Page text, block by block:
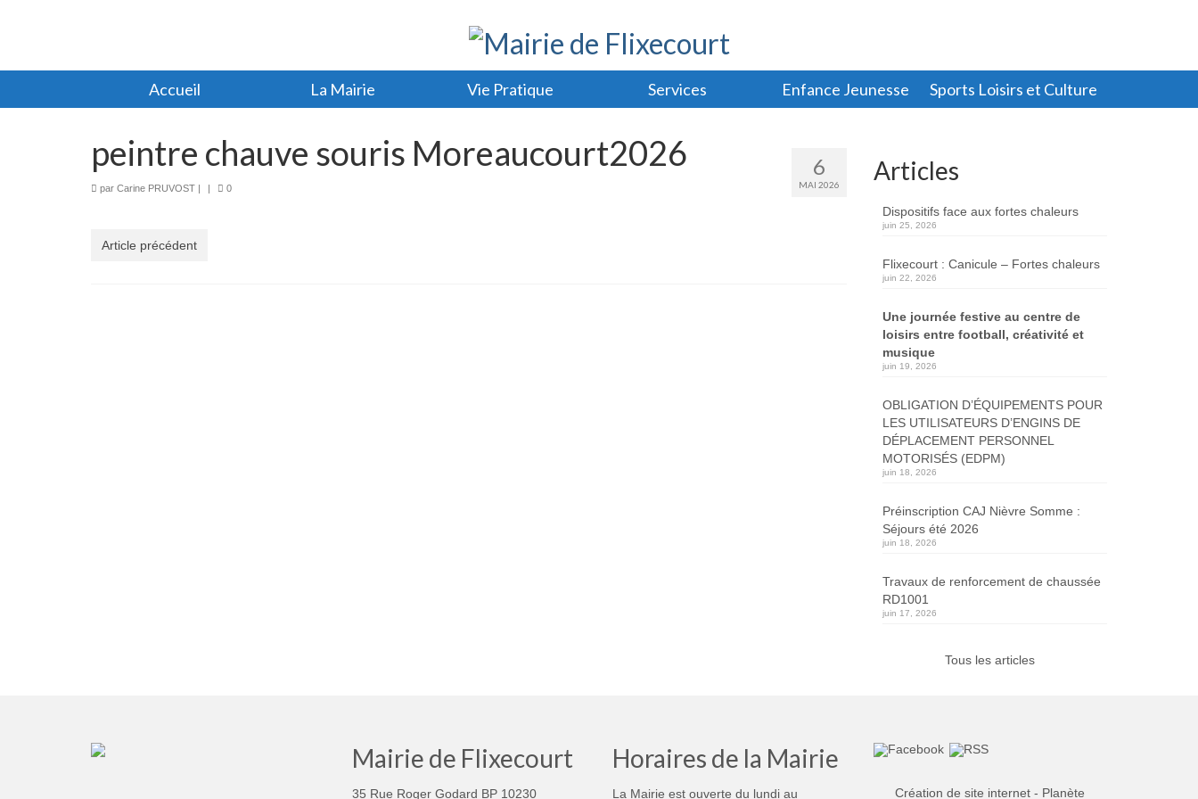
Accueil La Mairie Vie Pratique Services Enfance Jeunesse Sports Loisirs et Culture
6
MAI 2026
peintre chauve souris Moreaucourt2026
par Carine PRUVOST | | 0
Article précédent
Articles
Dispositifs face aux fortes chaleurs
juin 25, 2026
Flixecourt : Canicule – Fortes chaleurs
juin 22, 2026
Une journée festive au centre de
loisirs entre football, créativité et
musique
juin 19, 2026
OBLIGATION D’ÉQUIPEMENTS POUR
LES UTILISATEURS D’ENGINS DE
DÉPLACEMENT PERSONNEL
MOTORISÉS (EDPM)
juin 18, 2026
Préinscription CAJ Nièvre Somme :
Séjours été 2026
juin 18, 2026
Travaux de renforcement de chaussée
RD1001
juin 17, 2026
Tous les articles
Mairie de Flixecourt
35 Rue Roger Godard BP 10230
Horaires de la Mairie
La Mairie est ouverte du lundi au
Création de site internet - Planète